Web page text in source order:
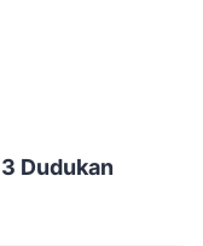
Dudukan